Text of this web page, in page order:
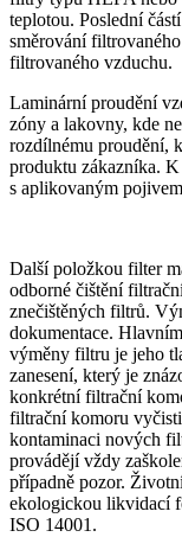
teplotou. Poslední
směrování
filtrovaného vzduchu.
Laminární proudění
zóny a lakovny, kde
rozdílnému proudění,
produktu zákazníka.
s aplikovaným
Další položkou filter
odborné čištění
znečištěných filtrů.
dokumentace.
výměny filtru je jeho
zanesení, který je
konkrétní filtrační
filtrační komoru
kontaminaci nových
provádějí vždy
případně pozor.
ekologickou likvidací
ISO 14001.